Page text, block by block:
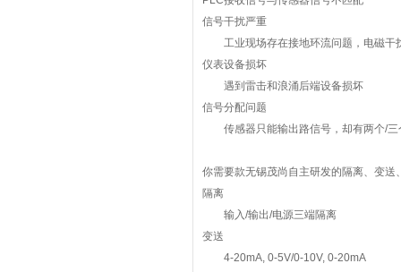
信号干扰严重
工业现场存在接地环流问题，电磁干
仪表设备损坏
遇到雷击和浪涌后端设备损坏
信号分配问题
传感器只能输出路信号，却有两个/三
你需要款无锡茂尚自主研发的隔离、变送
隔离
输入/输出/电源三端隔离
变送
4-20mA, 0-5V/0-10V, 0-20mA